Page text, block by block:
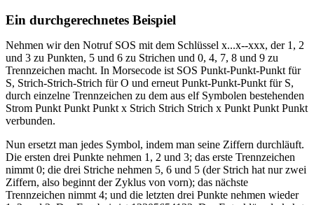
Ein durchgerechnetes Beispiel
Nehmen wir den Notruf SOS mit dem Schlüssel x...x--xxx, der 1, 2
und 3 zu Punkten, 5 und 6 zu Strichen und 0, 4, 7, 8 und 9 zu
Trennzeichen macht. In Morsecode ist SOS Punkt-Punkt-Punkt für
S, Strich-Strich-Strich für O und erneut Punkt-Punkt-Punkt für S,
durch einzelne Trennzeichen zu dem aus elf Symbolen bestehenden
Strom Punkt Punkt Punkt x Strich Strich Strich x Punkt Punkt Punkt
verbunden.
Nun ersetzt man jedes Symbol, indem man seine Ziffern durchläuft.
Die ersten drei Punkte nehmen 1, 2 und 3; das erste Trennzeichen
nimmt 0; die drei Striche nehmen 5, 6 und 5 (der Strich hat nur zwei
Ziffern, also beginnt der Zyklus von vorn); das nächste
Trennzeichen nimmt 4; und die letzten drei Punkte nehmen wieder